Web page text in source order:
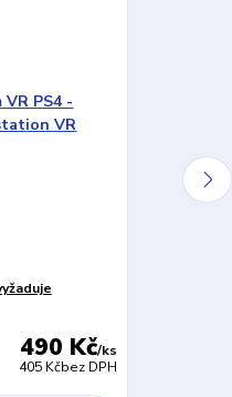
490 Kč/ks
405 Kčbez DPH